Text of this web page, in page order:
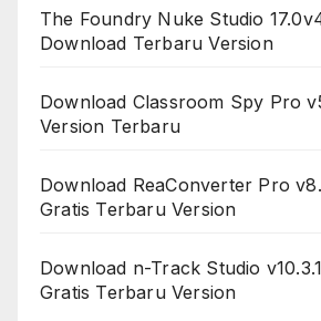
The Foundry Nuke Studio
Download Terbaru Version
Download Classroom Spy Pro
Version Terbaru
Download ReaConverter Pro
Gratis Terbaru Version
Download n-Track Studio
Gratis Terbaru Version